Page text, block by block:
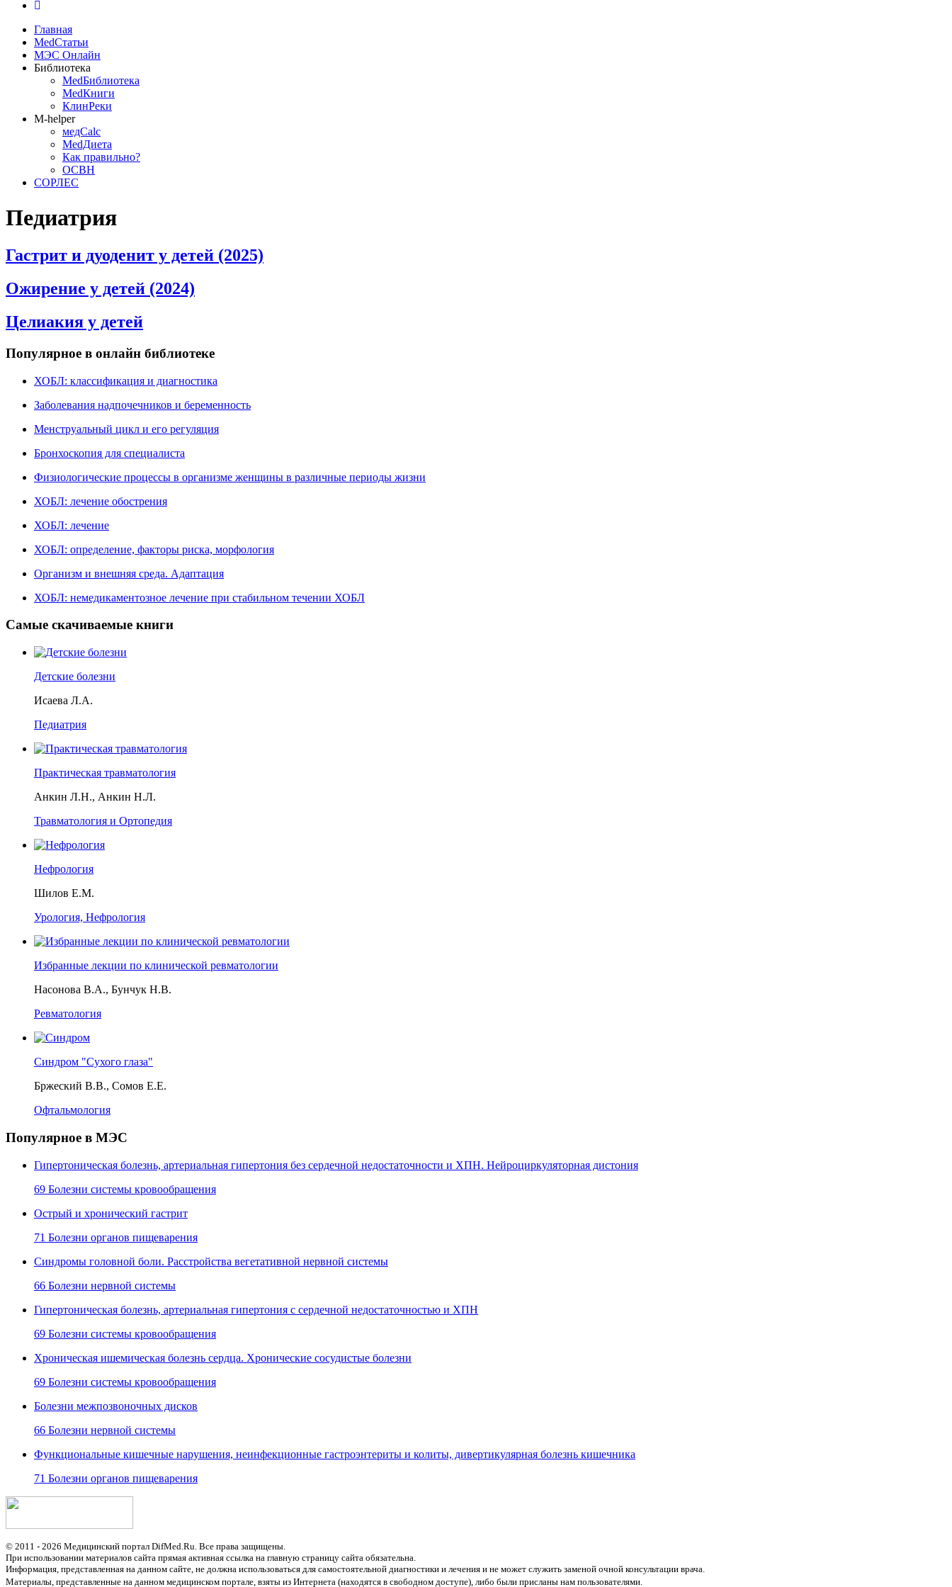
Главная
MedСтатьи
МЭС Онлайн
Библиотека
MedБиблиотека
MedКниги
КлинРеки
M-helper
медCalc
MedДиета
Как правильно?
ОСВН
СОРЛЕС
Педиатрия
Гастрит и дуоденит у детей (2025)
Ожирение у детей (2024)
Целиакия у детей
Популярное в онлайн библиотеке
ХОБЛ: классификация и диагностика
Заболевания надпочечников и беременность
Менструальный цикл и его регуляция
Бронхоскопия для специалиста
Физиологические процессы в организме женщины в различные периоды жизни
ХОБЛ: лечение обострения
ХОБЛ: лечение
ХОБЛ: определение, факторы риска, морфология
Организм и внешняя среда. Адаптация
ХОБЛ: немедикаментозное лечение при стабильном течении ХОБЛ
Самые скачиваемые книги
Детские болезни
Исаева Л.А.
Педиатрия
Практическая травматология
Анкин Л.Н., Анкин Н.Л.
Травматология и Ортопедия
Нефрология
Шилов Е.М.
Урология, Нефрология
Избранные лекции по клинической ревматологии
Насонова В.А., Бунчук Н.В.
Ревматология
Синдром "Сухого глаза"
Бржеский В.В., Сомов Е.Е.
Офтальмология
Популярное в МЭС
Гипертоническая болезнь, артериальная гипертония без сердечной недостаточности и ХПН. Нейроциркуляторная дистония
69 Болезни системы кровообращения
Острый и хронический гастрит
71 Болезни органов пищеварения
Синдромы головной боли. Расстройства вегетативной нервной системы
66 Болезни нервной системы
Гипертоническая болезнь, артериальная гипертония с сердечной недостаточностью и ХПН
69 Болезни системы кровообращения
Хроническая ишемическая болезнь сердца. Хронические сосудистые болезни
69 Болезни системы кровообращения
Болезни межпозвоночных дисков
66 Болезни нервной системы
Функциональные кишечные нарушения, неинфекционные гастроэнтериты и колиты, дивертикулярная болезнь кишечника
71 Болезни органов пищеварения
© 2011 - 2026 Медицинский портал DifMed.Ru. Все права защищены.
При использовании материалов сайта прямая активная ссылка на главную страницу сайта обязательна.
Информация, представленная на данном сайте, не должна использоваться для самостоятельной диагностики и лечения и не может служить заменой очной консультации врача.
Материалы, представленные на данном медицинском портале, взяты из Интернета (находятся в свободном доступе), либо были присланы нам пользователями.